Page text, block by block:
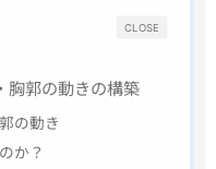
CLOSE
胸郭の動きの構築
の動き
か？